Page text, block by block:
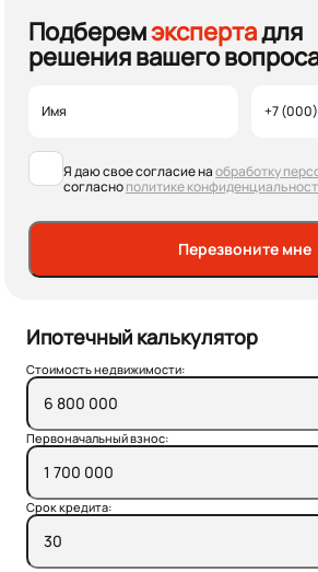
Подберемэкспертадля
решения вашего
Я даю свое согласие наобработку
согласнополитике
Перезвоните мне
Ипотечный калькулятор
Стоимость недвижимости:
Первоначальный взнос:
Срок кредита: